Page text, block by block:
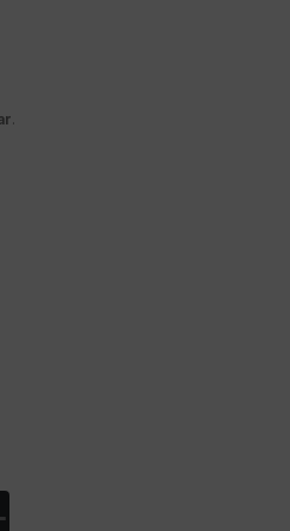
.
und das Nutzererlebnis zu
die besuchten Seiten, die
zu eigenen Zwecken, zur
Sie gemäß Art. 49 Abs. 1
Die USA werden vom
als ein Land mit einem
möglicherweise ohne
klicken, findet die